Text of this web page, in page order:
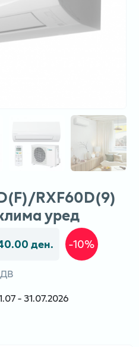
RXF60D(9)
уред
ден. -10%
- 31.07.2026